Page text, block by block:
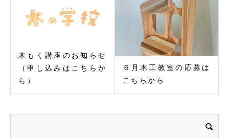
木もく講座のお知らせ
（申し込みはこちらか
ら）
６月木工教室の応募は
こちらから